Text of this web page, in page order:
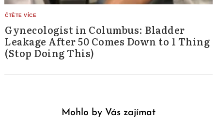
Gynecologist in Columbus: Bladder
Leakage After 50 Comes Down to 1 Thing
(Stop Doing This)
Mohlo by Vás zajímat